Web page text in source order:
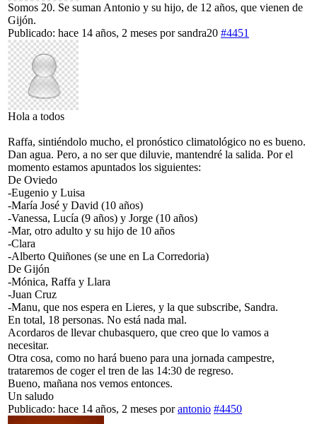
Somos 20. Se suman Antonio y su hijo, de 12 años, que vienen de
Gijón.
Publicado: hace 14 años, 2 meses porsandra20 #4451
Hola a todos
Raffa, sintiéndolo mucho, el pronóstico climatológico no es bueno.
Dan agua. Pero, a no ser que diluvie, mantendré la salida. Por el
momento estamos apuntados los siguientes:
De Oviedo
-Eugenio y Luisa
-María José y David (10 años)
-Vanessa, Lucía (9 años) y Jorge (10 años)
-Mar, otro adulto y su hijo de 10 años
-Clara
-Alberto Quiñones (se une en La Corredoria)
De Gijón
-Mónica, Raffa y Llara
-Juan Cruz
-Manu, que nos espera en Lieres, y la que subscribe, Sandra.
En total, 18 personas. No está nada mal.
Acordaros de llevar chubasquero, que creo que lo vamos a
necesitar.
Otra cosa, como no hará bueno para una jornada campestre,
trataremos de coger el tren de las 14:30 de regreso.
Bueno, mañana nos vemos entonces.
Un saludo
Publicado: hace 14 años, 2 meses porantonio #4450